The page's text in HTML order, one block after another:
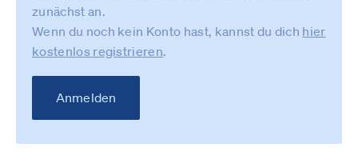
zunächst an.
Wenn du noch kein Konto hast, kannst du dich hier
kostenlos registrieren.
Anmelden